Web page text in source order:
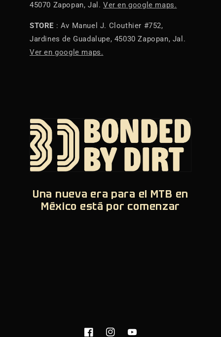
45070 Zapopan, Jal. Ver en google maps.
STORE : Av Manuel J. Clouthier #752,
Jardines de Guadalupe, 45030 Zapopan, Jal.
Ver en google maps.
Una nueva era para el MTB en
México está por comenzar